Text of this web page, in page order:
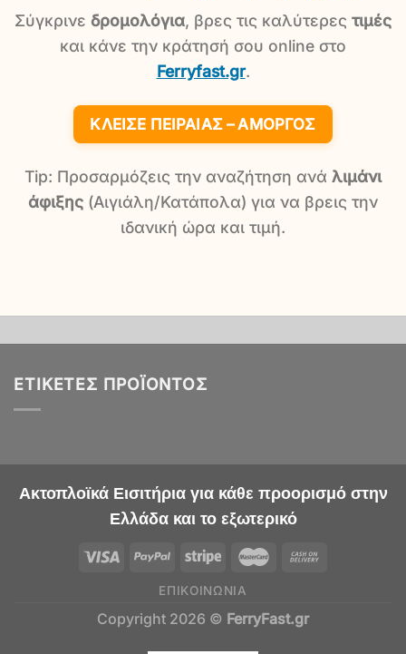
Σύγκρινε δρομολόγια, βρες τις καλύτερες τιμές
και κάνε την κράτησή σου online στο
Ferryfast.gr.
ΚΛΕΊΣΕ ΠΕΙΡΑΙΆΣ – ΑΜΟΡΓΌΣ
Tip: Προσαρμόζεις την αναζήτηση ανά λιμάνι
άφιξης (Αιγιάλη/Κατάπολα) για να βρεις την
ιδανική ώρα και τιμή.
ΕΤΙΚΈΤΕΣ ΠΡΟΪΌΝΤΟΣ
Ακτοπλοϊκά Εισιτήρια για κάθε προορισμό στην
Ελλάδα και το εξωτερικό
ΕΠΙΚΟΙΝΩΝΊΑ
Copyright 2026 © FerryFast.gr